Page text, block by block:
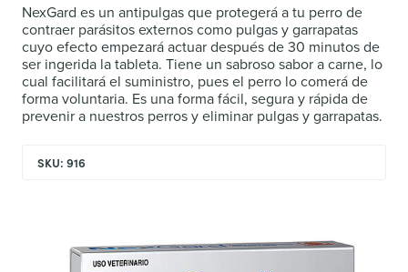
NexGard es un antipulgas que protegerá a tu perro de
contraer parásitos externos como pulgas y garrapatas
cuyo efecto empezará actuar después de 30 minutos de
ser ingerida la tableta. Tiene un sabroso sabor a carne, lo
cual facilitará el suministro, pues el perro lo comerá de
forma voluntaria. Es una forma fácil, segura y rápida de
prevenir a nuestros perros y eliminar pulgas y garrapatas.
SKU: 916